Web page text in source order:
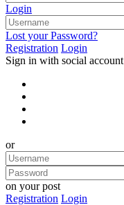
Login
Lost your Password?
Registration Login
Sign in with social account
or
on your post
Registration Login